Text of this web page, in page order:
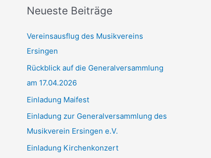
h
n
n
a
c
h
:
Neueste Beiträge
Vereinsausflug des Musikvereins
Ersingen
Rückblick auf die Generalversammlung
am 17.04.2026
Einladung Maifest
Einladung zur Generalversammlung des
Musikverein Ersingen e.V.
Einladung Kirchenkonzert